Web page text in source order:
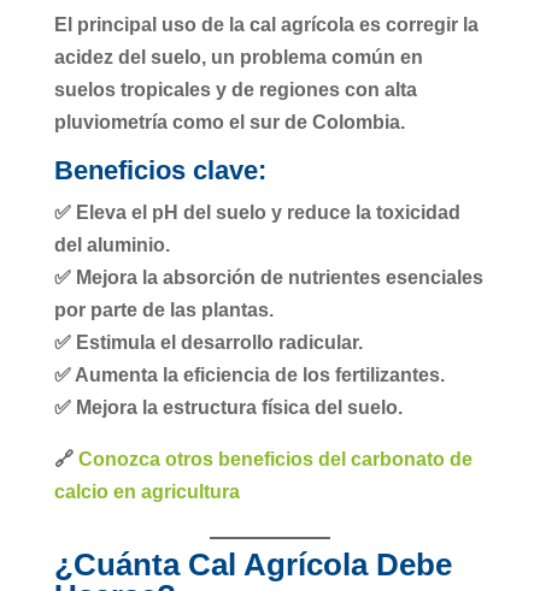
El principal uso de la cal agrícola es corregir la
acidez del suelo, un problema común en
suelos tropicales y de regiones con alta
pluviometría como el sur de Colombia.
Beneficios clave:
✅ Eleva el pH del suelo y reduce la toxicidad
del aluminio.
✅ Mejora la absorción de nutrientes esenciales
por parte de las plantas.
✅ Estimula el desarrollo radicular.
✅ Aumenta la eficiencia de los fertilizantes.
✅ Mejora la estructura física del suelo.
🔗 Conozca otros beneficios del carbonato de
calcio en agricultura
¿Cuánta Cal Agrícola Debe